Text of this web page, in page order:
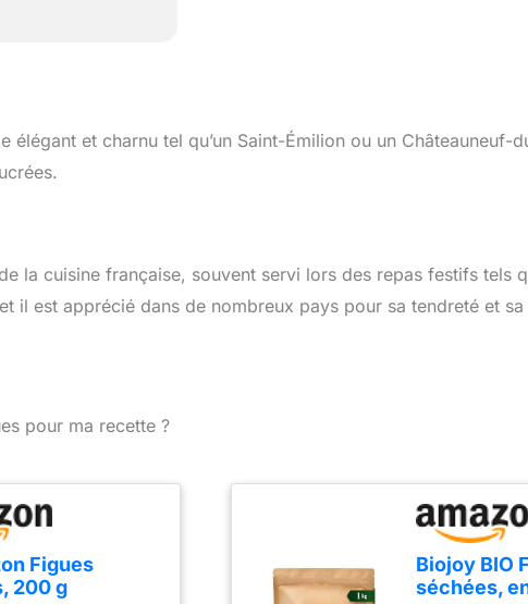
élégant et charnu tel qu’un Saint-Émilion ou un Châteauneuf-
la cuisine française, souvent servi lors des repas festifs tels
il est apprécié dans de nombreux pays pour sa tendreté et sa
pour ma recette ?
Figues
200 g
Biojoy BIO
séchées,